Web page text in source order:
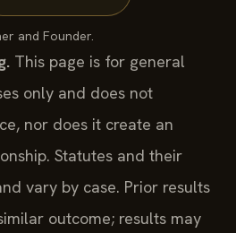
and Founder.
This page is for general
only and does not
nor does it create an
Statutes and their
vary by case. Prior results
outcome; results may